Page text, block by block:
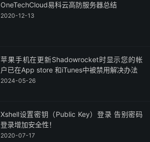
OneTechCloud易科云高防服务器总结
2020-12-13
苹果手机在更新Shadowrocket时显示您的帐
户已在App store 和iTunes中被禁用解决办法
2024-05-26
Xshell设置密钥（Public Key）登录 告别密码
登录增加安全性！
2020-07-17